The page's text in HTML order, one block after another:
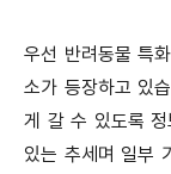
우선 반려동물 특
소가 등장하고 있
게 갈 수 있도록 정
있는 추세며 일부